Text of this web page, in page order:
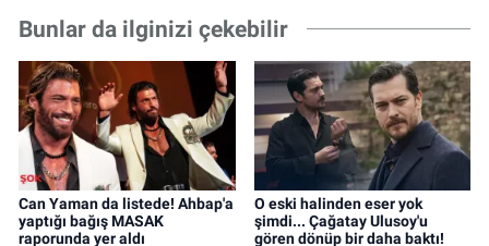
Bunlar da ilginizi çekebilir
Can Yaman da listede! Ahbap'a
yaptığı bağış MASAK
raporunda yer aldı
O eski halinden eser yok
şimdi... Çağatay Ulusoy'u
gören dönüp bir daha baktı!